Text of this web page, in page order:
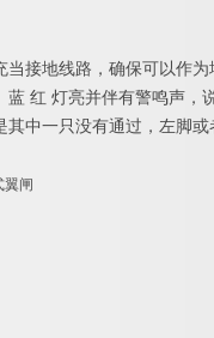
接地线路，确保可以作为
红 灯亮并伴有警鸣声，
中一只没有通过，左脚或